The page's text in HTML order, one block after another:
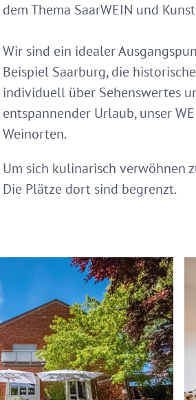
dem Thema SaarWEIN und
Wir sind ein idealer
Beispiel Saarburg, die
individuell über Sehenswertes
entspannender Urlaub, unser
Weinorten.
Um sich kulinarisch verwöhnen
Die Plätze dort sind begrenzt.